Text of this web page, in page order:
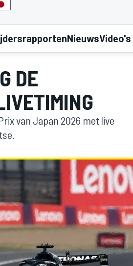
NieuwsVideo's
DE
van Japan 2026 met live